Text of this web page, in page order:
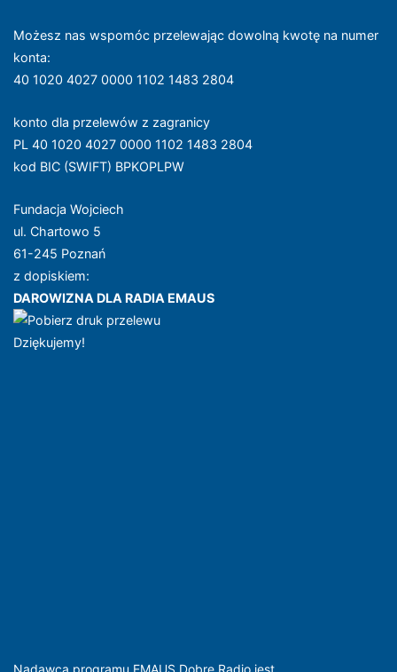
Możesz nas wspomóc przelewając dowolną kwotę na numer
konta:
40 1020 4027 0000 1102 1483 2804
konto dla przelewów z zagranicy
PL 40 1020 4027 0000 1102 1483 2804
kod BIC (SWIFT) BPKOPLPW
Fundacja Wojciech
ul. Chartowo 5
61-245 Poznań
z dopiskiem:
DAROWIZNA DLA RADIA EMAUS
Dziękujemy!
Nadawcą programu EMAUS Dobre Radio jest